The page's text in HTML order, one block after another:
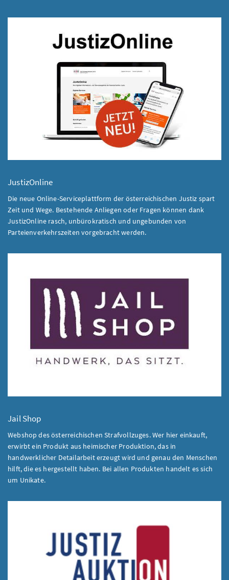
JustizOnline
Die neue Online-Serviceplattform der österreichischen Justiz spart
Zeit und Wege. Bestehende Anliegen oder Fragen können dank
JustizOnline rasch, unbürokratisch und ungebunden von
Parteienverkehrszeiten vorgebracht werden.
Jail Shop
Webshop des österreichischen Strafvollzuges. Wer hier einkauft,
erwirbt ein Produkt aus heimischer Produktion, das in
handwerklicher Detailarbeit erzeugt wird und genau den Menschen
hilft, die es hergestellt haben. Bei allen Produkten handelt es sich
um Unikate.